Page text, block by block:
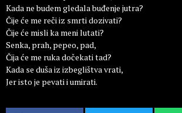
Kada ne budem gledala buđenje jutra?
Čije će me reči iz smrti dozivati?
Čije će misli ka meni lutati?
Senka, prah, pepeo, pad,
Čija će me ruka dočekati tad?
Kada se duša iz izbeglištva vrati,
Jer isto je pevati i umirati.